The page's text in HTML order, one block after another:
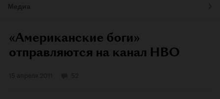
«Американские боги»
отправляются на канал HBO